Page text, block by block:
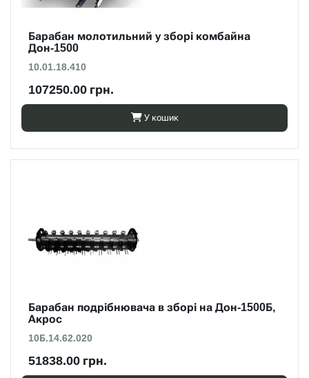
Барабан молотильний у зборі комбайна
Дон-1500
10.01.18.410
107250.00 грн.
У кошик
Барабан подрібнювача в зборі на Дон-1500Б,
Акрос
10Б.14.62.020
51838.00 грн.